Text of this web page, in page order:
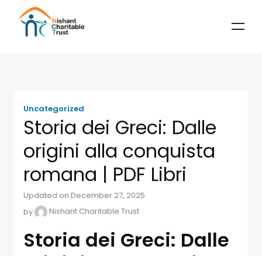
Uncategorized
Storia dei Greci: Dalle
origini alla conquista
romana | PDF Libri
Updated on December 27, 2025
by
Nishant Charitable Trust
Storia dei Greci: Dalle